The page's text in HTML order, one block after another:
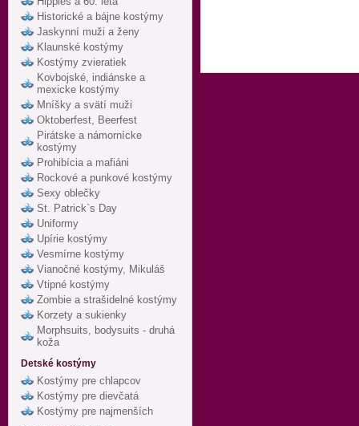
Historické a bájne kostýmy
Jaskynní muži a ženy
Klaunské kostýmy
Kostýmy zvieratiek
Kovbojské, indiánske a
mexicke kostýmy
Mníšky a svätí muži
Oktoberfest, Beerfest
Pirátske a námornícke
kostýmy
Prohibícia a mafiáni
Rockové a punkové kostýmy
Sexy oblečky
St. Patrick`s Day
Uniformy
Upírie kostýmy
Vesmírne kostýmy
Vianočné kostýmy, Mikuláš
Vtipné kostýmy
Zombie a strašidelné kostýmy
Korzety a sukienky
Morphsuits, bodysuits - druhá
koža
Detské kostýmy
Kostýmy pre chlapcov
Kostýmy pre dievčatá
Kostýmy pre najmenších